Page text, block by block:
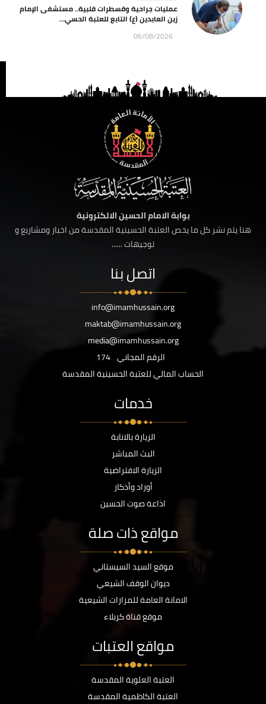
عمليات جراحية وقسطرات قلبية.. مستشفى الإمام
زين العابدين (ع) التابع للعتبة الحسي...
06/08/2026
بوابة الامام الحسين الالكترونية
هنا يتم نشر كل ما يخص العتبة الحسينية المقدسة من اخبار ومشاريع و
توجيهات ......
اتصل بنا
info@imamhussain.org
maktab@imamhussain.org
media@imamhussain.org
الرقم المجاني 174
الحساب المالي للعتبة الحسينية المقدسة
خدمات
الزيارة بالانابة
البث المباشر
الزيارة الافتراضية
أوراد وأذكار
اذاعة صوت الحسين
مواقع ذات صلة
موقع السيد السيستاني
ديوان الوقف الشيعي
الامانة العامة للمزارات الشيعية
موقع قناة كربلاء
مواقع العتبات
العتبة العلوية المقدسة
العتبة الكاظمية المقدسة